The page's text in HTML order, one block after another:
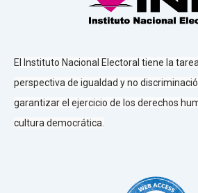
El Instituto Nacional Electoral tiene la
perspectiva de igualdad y no
garantizar el ejercicio de los derechos
cultura democrática.